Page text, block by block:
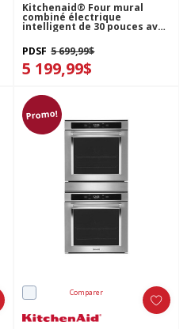
Kitchenaid® Four mural
combiné électrique
intelligent de 30 pouces avec
modes de cuisson assistée -
Minerai noir KOEC730SBE
PDSF 5 699,99$
5 199,99$
Promo!
Comparer